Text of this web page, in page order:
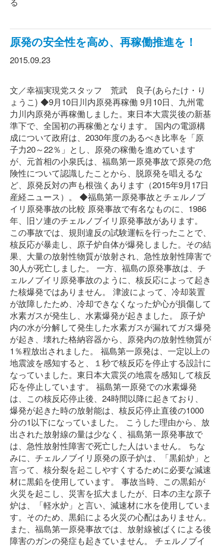
原発の安全性を高め、再稼働推進を！
2015.09.23
文／幸福実現党スタッフ 荒武 良子(あらたけ・り
ょうこ) ◆9月10日川内原発再稼働 9月10日、九州電
力川内原発が再稼働しました。東日本大震災後の新基
準下で、全国初の再稼働となります。 国内の電源構
成について政府は、2030年度のあるべき比率を「原
子力20～22％」とし、原発の稼働を進めています
が、元首相の小泉氏は、福島第一原発事故で原発の危
険性について認識したことから、脱原発を唱えるな
ど、原発反対の声も根強くあります（2015年9月17日
産経ニュース）。 ◆福島第一原発事故とチェルノブ
イリ原発事故の比較 原発事故で有名なものに、1986
年、旧ソ連のチェルノブイリ原発事故があります。
この事故では、規則違反の試験運転を行ったことで、
核反応が暴走し、原子炉自体が爆発しました。その結
果、大量の放射性物質が放射され、急性放射性障害で
30人が死亡しました。 一方、福島の原発事故は、チ
ェルノブイリ原発事故のように、核反応によって起き
た核爆発ではありません。 津波によって、冷却装置
が故障したため、冷却できなくなった炉心が損傷して
水素ガスが発生し、水素爆発が起きました。 原子炉
内の水が分解して発生した水素ガスが漏れてガス爆発
が起き、壊れた格納容器から、原発内の放射性物質が
1％程放出されました。 福島第一原発は、一定以上の
地震波を感知すると、１秒で核反応を停止する設計に
なっていました。東日本大震災の地震を感知して核反
応を停止しています。 福島第一原発での水素爆発
は、この核反応停止後、24時間以降に起きており、
爆発が起きた時の放射能は、核反応停止直後の1000
分の1以下になっていました。 こうした理由から、放
出された放射線の量は少なく、福島第一原発事故で
は、急性放射性障害で死亡した人はいません。 ちな
みに、チェルノブイリ原発の原子炉は、「黒鉛炉」と
言って、核分裂を起こしやすくするために必要な減速
材に黒鉛を使用しています。 事故当時、この黒鉛が
火災を起こし、災害を拡大ましたが、日本の主な原子
炉は、「軽水炉」と言い、減速材に水を使用していま
す。そのため、黒鉛による火災の心配はありません。
また、福島第一原発事故では、放射線被ばくによる後
障害のガンの発症も起きていません。 チェルノブイ